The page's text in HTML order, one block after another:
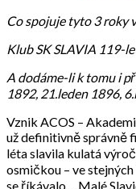
Co spojuje tyto 3 roky
Klub SK SLAVIA 119-
A dodáme-li k tomu i
1892, 21.leden 1896,
Vznik ACOS –
už definitivně správně
léta slavila kulatá
osmičkou – ve
se říkávalo, „Malé